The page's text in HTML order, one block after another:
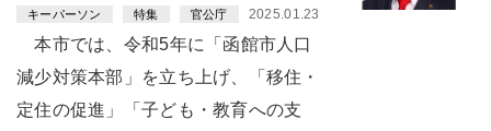
キーパーソン 特集 官公庁 2025.01.23
本市では、令和5年に「函館市人口
減少対策本部」を立ち上げ、「移住・
定住の促進」「子ども・教育への支